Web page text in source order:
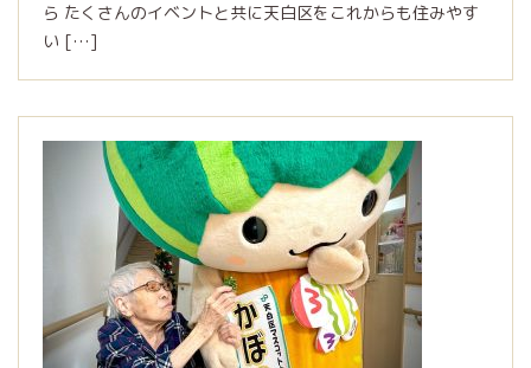
ら たくさんのイベントと共に天白区をこれからも住みやす
い […]